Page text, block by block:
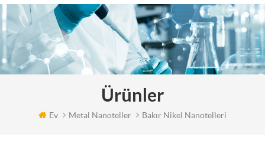
Ürünler
Ev Metal Nanoteller Bakır Nikel Nanotelleri